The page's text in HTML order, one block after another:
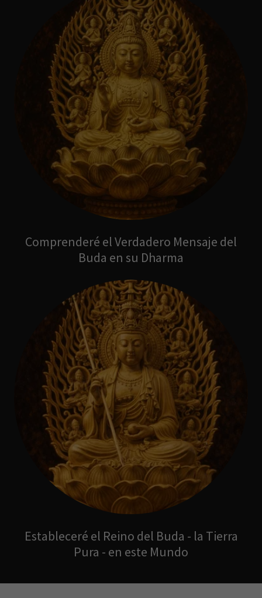
Comprenderé el Verdadero Mensaje del
Buda en su Dharma
Estableceré el Reino del Buda - la Tierra
Pura - en este Mundo